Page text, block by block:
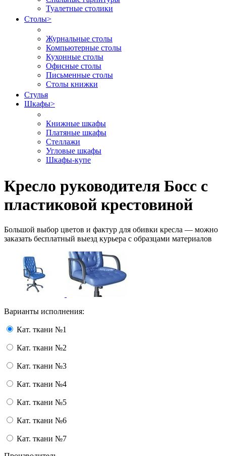
Туалетные столики
Столы>
Журнальные столы
Компьютерные столы
Кухонные столы
Офисные столы
Письменные столы
Столы книжки
Стулья
Шкафы>
Книжные шкафы
Платяные шкафы
Стеллажи
Угловые шкафы
Шкафы-купе
Кресло руководителя Босс с
пластиковой крестовиной
Большой выбор цветов и фактур для обивки кресла — можно
заказать бесплатный выезд курьера с образцами материалов
Варианты исполнения:
Кат. ткани №1
Кат. ткани №2
Кат. ткани №3
Кат. ткани №4
Кат. ткани №5
Кат. ткани №6
Кат. ткани №7